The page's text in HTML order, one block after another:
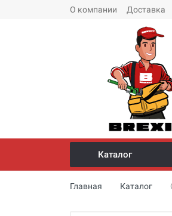
О компании Доставка
Инструмент и
монтажа стальных
Каталог
Главная Каталог